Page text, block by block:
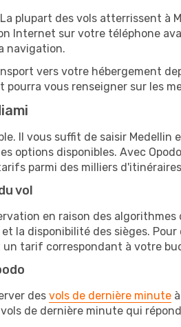
plupart des vols atterrissent à
Internet sur votre téléphone
navigation.
vers votre hébergement
pourra vous renseigner sur les
Il vous suffit de saisir
options disponibles. Avec
parmi des milliers
vol
en raison des
la disponibilité des sièges.
un tarif correspondant à votre
des vols de dernière minute
de dernière minute qui